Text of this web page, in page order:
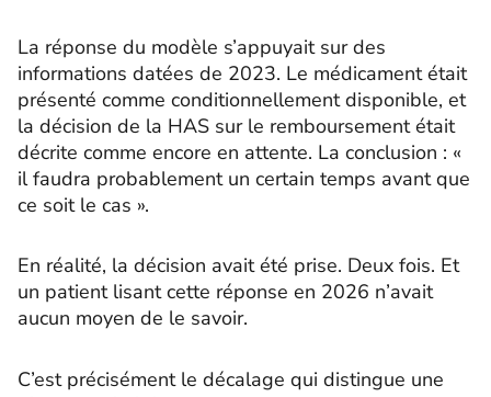
La réponse du modèle s’appuyait sur des
informations datées de 2023. Le médicament était
présenté comme conditionnellement disponible, et
la décision de la HAS sur le remboursement était
décrite comme encore en attente. La conclusion : «
il faudra probablement un certain temps avant que
ce soit le cas ».
En réalité, la décision avait été prise. Deux fois. Et
un patient lisant cette réponse en 2026 n’avait
aucun moyen de le savoir.
C’est précisément le décalage qui distingue une